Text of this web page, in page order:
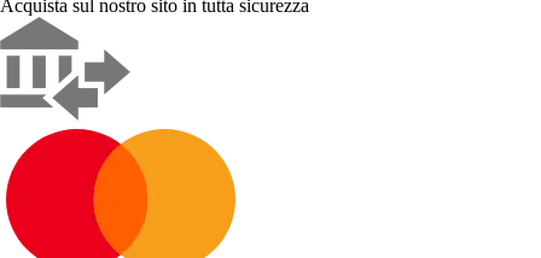
Acquista sul nostro sito in tutta sicurezza